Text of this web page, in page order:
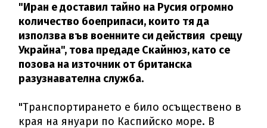
"Иран е доставил тайно на Русия огромно
количество боеприпаси, които тя да
използва във военните си действия срещу
Украйна", това предаде Скайнюз, като се
позова на източник от британска
разузнавателна служба.
"Транспортирането е било осъществено в
края на януари по Каспийско море. В